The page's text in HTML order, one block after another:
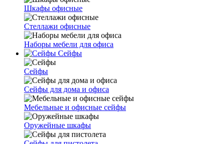
Шкафы офисные
Стеллажи офисные
Наборы мебели для офиса
Сейфы
Сейфы
Сейфы для дома и офиса
Мебельные и офисные сейфы
Оружейные шкафы